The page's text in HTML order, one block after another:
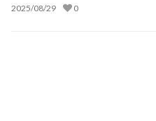
2025/08/29 0